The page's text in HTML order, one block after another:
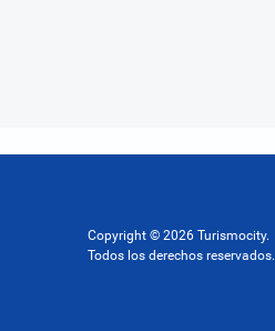
Copyright © 2026 Turismocity.
Todos los derechos reservados.